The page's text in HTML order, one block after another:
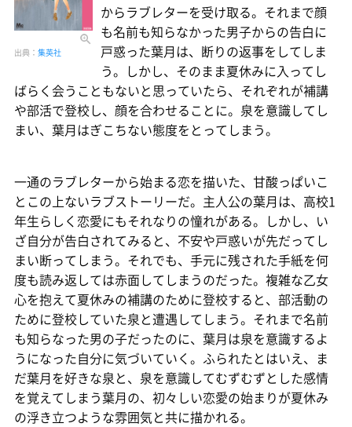
出典： 集英社
からラブレターを受け取る。それまで顔
も名前も知らなかった男子からの告白に
戸惑った葉月は、断りの返事をしてしま
う。しかし、そのまま夏休みに入ってし
ばらく会うこともないと思っていたら、それぞれが補講
や部活で登校し、顔を合わせることに。泉を意識してし
まい、葉月はぎこちない態度をとってしまう。
一通のラブレターから始まる恋を描いた、甘酸っぱいこ
とこの上ないラブストーリーだ。主人公の葉月は、高校1
年生らしく恋愛にもそれなりの憧れがある。しかし、い
ざ自分が告白されてみると、不安や戸惑いが先だってし
まい断ってしまう。それでも、手元に残された手紙を何
度も読み返しては赤面してしまうのだった。複雑な乙女
心を抱えて夏休みの補講のために登校すると、部活動の
ために登校していた泉と遭遇してしまう。それまで名前
も知らなった男の子だったのに、葉月は泉を意識するよ
うになった自分に気づいていく。ふられたとはいえ、ま
だ葉月を好きな泉と、泉を意識してむずむずとした感情
を覚えてしまう葉月の、初々しい恋愛の始まりが夏休み
の浮き立つような雰囲気と共に描かれる。